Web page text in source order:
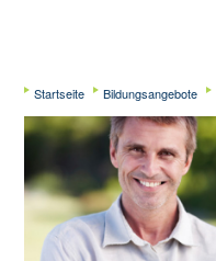
Startseite Bildungsangebote